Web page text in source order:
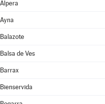
Alpera
Ayna
Balazote
Balsa de Ves
Barrax
Bienservida